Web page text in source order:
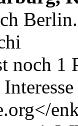
noch 1